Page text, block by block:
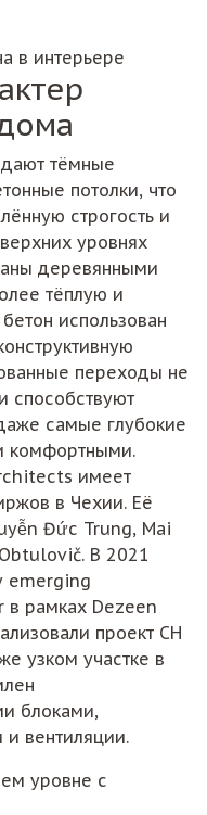
тёмные
потолки, что
строгость и
уровнях
деревянными
тёплую и
использован
переходы не
способствуют
самые глубокие
комфортными.
имеет
в Чехии. Её
Đức Trung, Mai
В 2021
emerging
рамках Dezeen
проект CH
узком участке в
блоками,
вентиляции.